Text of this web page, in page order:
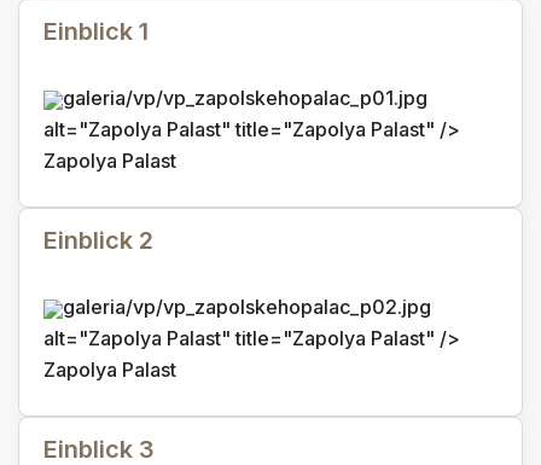
Einblick 1
galeria/vp/vp_zapolskehopalac_p01.jpg
alt="Zapolya Palast" title="Zapolya Palast" />
Zapolya Palast
Einblick 2
galeria/vp/vp_zapolskehopalac_p02.jpg
alt="Zapolya Palast" title="Zapolya Palast" />
Zapolya Palast
Einblick 3